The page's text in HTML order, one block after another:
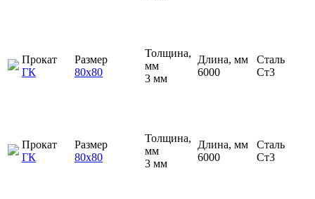
Прокат
ГК
Размер
80х80
Толщина,
мм
3 мм
Длина, мм
6000
Сталь
Ст3
Прокат
ГК
Размер
80х80
Толщина,
мм
3 мм
Длина, мм
6000
Сталь
Ст3